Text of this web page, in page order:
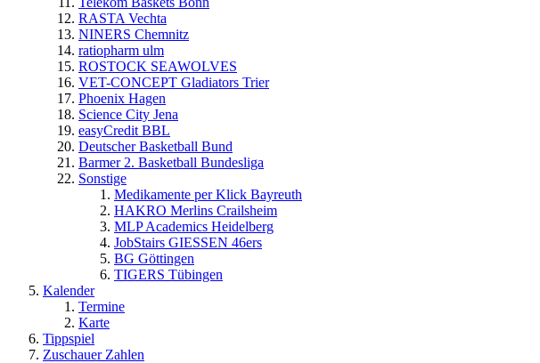
RASTA Vechta
NINERS Chemnitz
ratiopharm ulm
ROSTOCK SEAWOLVES
VET-CONCEPT Gladiators Trier
Phoenix Hagen
Science City Jena
easyCredit BBL
Deutscher Basketball Bund
Barmer 2. Basketball Bundesliga
Sonstige
Medikamente per Klick Bayreuth
HAKRO Merlins Crailsheim
MLP Academics Heidelberg
JobStairs GIESSEN 46ers
BG Göttingen
TIGERS Tübingen
Kalender
Termine
Karte
Tippspiel
Zuschauer Zahlen